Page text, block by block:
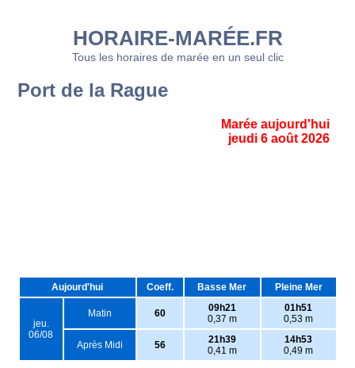
HORAIRE-MARÉE.FR
Tous les horaires de marée en un seul clic
Port de la Rague
Marée aujourd'hui
jeudi 6 août 2026
Aujourd'hui Coeff. Basse Mer Pleine Mer
jeu.
06/08
Matin 60
09h21
0,37 m
01h51
0,53 m
Après Midi 56
21h39
0,41 m
14h53
0,49 m